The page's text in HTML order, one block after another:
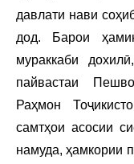
давлати нави
дод. Барои
мураккаби
пайвастаи
Раҳмон
самтҳои асосии
намуда, ҳамкории